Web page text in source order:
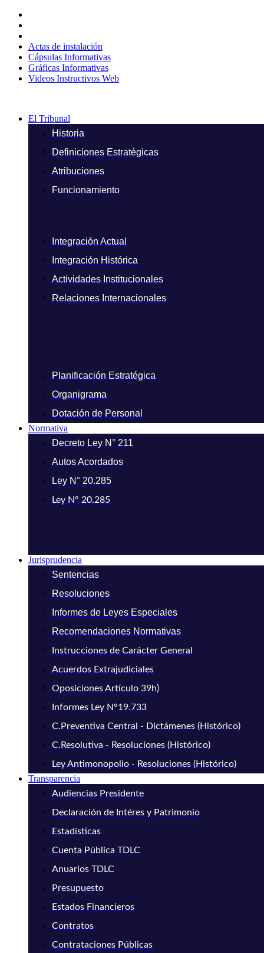
contenido
Actas de instalación
Cápsulas Informativas
Gráficas Informativas
Videos Instructivos Web
El Tribunal
Historia
Definiciones Estratégicas
Atribuciones
Funcionamiento
Integración Actual
Integración Histórica
Actividades Institucionales
Relaciones Internacionales
Planificación Estratégica
Organigrama
Dotación de Personal
Normativa
Decreto Ley N° 211
Autos Acordados
Ley N° 20.285
Ley N° 20.285
Jurisprudencia
Sentencias
Resoluciones
Informes de Leyes Especiales
Recomendaciones Normativas
Instrucciones de Carácter General
Acuerdos Extrajudiciales
Oposiciones Artículo 39h)
Informes Ley N°19.733
C.Preventiva Central - Dictámenes (Histórico)
C.Resolutiva - Resoluciones (Histórico)
Ley Antimonopolio - Resoluciones (Histórico)
Transparencia
Audiencias Presidente
Declaración de Intéres y Patrimonio
Estadísticas
Cuenta Pública TDLC
Anuarios TDLC
Presupuesto
Estados Financieros
Contratos
Contrataciones Públicas